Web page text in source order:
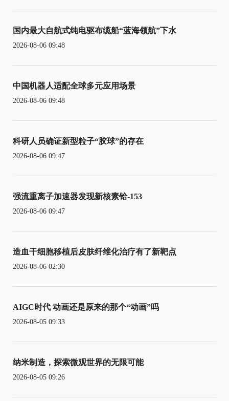
国内最大自航式纯电驱布缆船“蓝海领航”下水
2026-08-06 09:48
中国机器人适配全球多元应用场景
2026-08-06 09:48
科研人员确证新型粒子“胶球”的存在
2026-08-06 09:47
强流重离子加速器发现新核素铪-153
2026-08-06 09:47
造血干细胞移植后皮肤纤维化治疗有了新靶点
2026-08-06 02:30
AIGC时代 动画还是原来的那个“动画”吗
2026-08-05 09:33
纳米制造，探索微观世界的无限可能
2026-08-05 09:26